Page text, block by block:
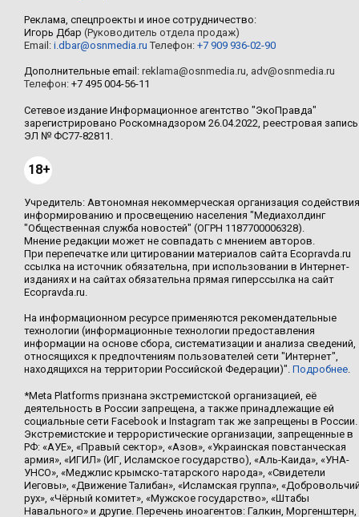
Реклама, спецпроекты и иное сотрудничество:
Игорь Дбар (Руководитель отдела продаж)
Email: i.dbar@osnmedia.ru Телефон: +7 909 936-02-90
Дополнительные email: reklama@osnmedia.ru, adv@osnmedia.ru
Телефон: +7 495 004-56-11
Сетевое издание Информационное агентство "ЭкоПравда"
зарегистрировано Роскомнадзором 26.04.2022, реестровая запись
ЭЛ № ФС77-82811.
18+
Учредитель: Автономная некоммерческая организация содействия
информированию и просвещению населения "Медиахолдинг
"Общественная служба новостей" (ОГРН 1187700006328).
Мнение редакции может не совпадать с мнением авторов.
При перепечатке или цитировании материалов сайта Ecopravda.ru
ссылка на источник обязательна, при использовании в Интернет-
изданиях и на сайтах обязательна прямая гиперссылка на сайт
Ecopravda.ru.
На информационном ресурсе применяются рекомендательные
технологии (информационные технологии предоставления
информации на основе сбора, систематизации и анализа сведений,
относящихся к предпочтениям пользователей сети "Интернет",
находящихся на территории Российской Федерации)". Подробнее.
*Meta Platforms признана экстремистской организацией, её
деятельность в России запрещена, а также принадлежащие ей
социальные сети Facebook и Instagram так же запрещены в России.
Экстремистские и террористические организации, запрещенные в
РФ: «АУЕ», «Правый сектор», «Азов», «Украинская повстанческая
армия», «ИГИЛ» (ИГ, Исламское государство), «Аль-Каида», «УНА-
УНСО», «Меджлис крымско-татарского народа», «Свидетели
Иеговы», «Движение Талибан», «Исламская группа»,
рух», «Чёрный комитет», «Мужское государство», «Штабы
Навального» и другие. Перечень иноагентов: Галкин, Моргенштерн,